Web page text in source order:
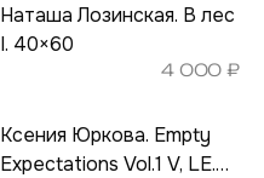
Наташа Лозинская. В лес
I. 40×60
4 000₽
Ксения Юркова. Empty
Expectations Vol.1 V, LE.